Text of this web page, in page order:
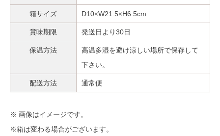
箱サイズ D10×W21.5×H6.5cm
賞味期限 発送日より30日
保温方法
高温多湿を避け涼しい場所で保存して
下さい。
配送方法 通常便
※ 画像はイメージです。
※箱は変わる場合がございます。